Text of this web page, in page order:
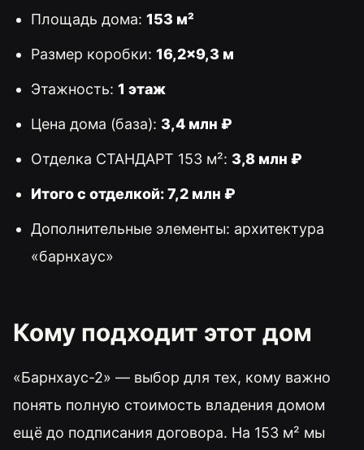
Площадь дома: 153 м²
Размер коробки: 16,2×9,3 м
Этажность: 1 этаж
Цена дома (база): 3,4 млн ₽
Отделка СТАНДАРТ 153 м²: 3,8 млн ₽
Итого с отделкой: 7,2 млн ₽
Дополнительные элементы: архитектура
«барнхаус»
Кому подходит этот дом
«Барнхаус-2» — выбор для тех, кому важно
понять полную стоимость владения домом
ещё до подписания договора. На 153 м² мы